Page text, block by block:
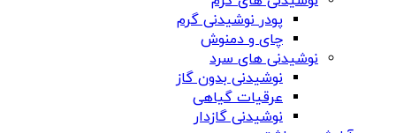
پودر نوشیدنی گرم
چای و دمنوش
نوشیدنی های سرد
نوشیدنی بدون گاز
عرقیات گیاهی
نوشیدنی گازدار